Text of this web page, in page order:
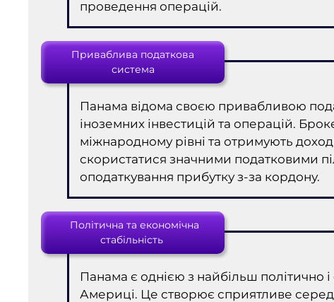
проведення операцій.
Приваблива податкова
система
Панама відома своєю привабливою
іноземних інвестицій та операцій.
міжнародному рівні та отримують
скористатися значними податковими
оподаткування прибутку з-за кордону.
Політична та економічна
стабільність
Панама є однією з найбільш політично
Америці. Це створює сприятливе